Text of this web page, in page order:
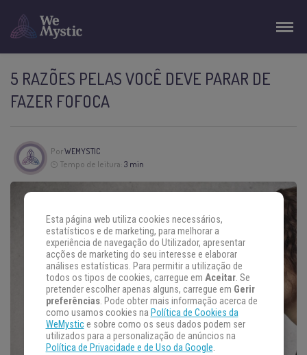
5 RAZÕES PELAS VOCÊ DEVE PARAR DE
FAZER FOFOCA
PorWEMYSTIC
Tempo de leitura: 3 min
Esta página web utiliza cookies necessários,
estatísticos e de marketing, para melhorar a
experiência de navegação do Utilizador, apresentar
acções de marketing do seu interesse e elaborar
análises estatísticas. Para permitir a utilização de
todos os tipos de cookies, carregue em Aceitar. Se
pretender escolher apenas alguns, carregue em Gerir
preferências. Pode obter mais informação acerca de
como usamos cookies na Política de Cookies da
WeMystice sobre como os seus dados podem ser
utilizados para a personalização de anúncios na
Política de Privacidade e de Uso da Google.